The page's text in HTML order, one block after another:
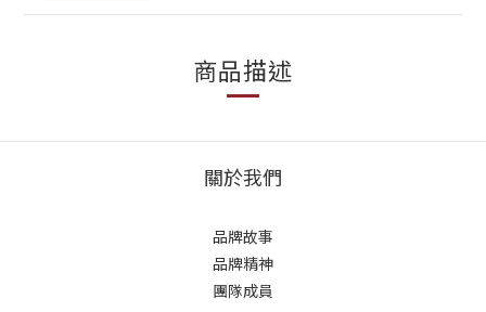
商品描述
關於我們
品牌故事
品牌精神
團隊成員